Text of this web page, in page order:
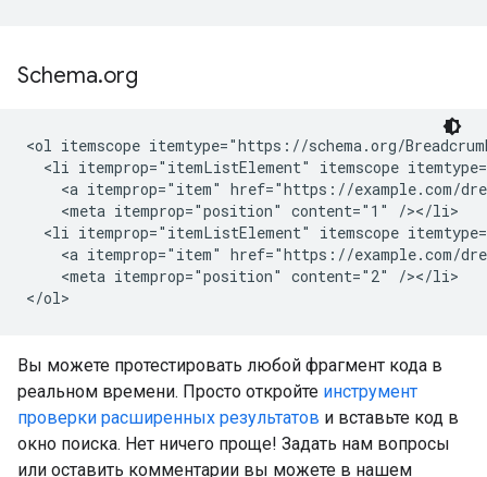
Schema.org
<ol itemscope itemtype="https://schema.org/
<li itemprop="itemListElement" itemscope
<a itemprop="item" href="https://example.com/
    <meta itemprop="position" content="1" /></li>
<li itemprop="itemListElement" itemscope
<a itemprop="item" href="https://example.com/
    <meta itemprop="position" content="2" /></li>
</ol>
Вы можете протестировать любой фрагмент кода в
реальном времени. Просто откройте инструмент
проверки расширенных результатов и вставьте код в
окно поиска. Нет ничего проще! Задать нам вопросы
или оставить комментарии вы можете в нашем